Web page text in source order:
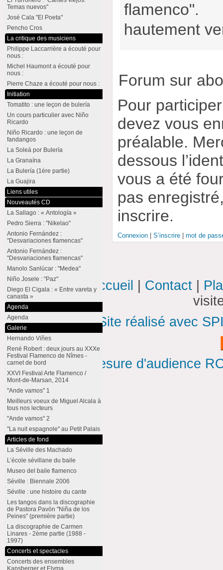
hautement
Forum sur
Pour
devez vous
préalable.
dessous
vous a été
pas
inscrire.
Connexion |S’inscrire |mot de
Temas nuevos"
José Cala "El Poeta"
Pencho Cros
La critique des musiciens
Philippe Laccarrière a écouté pour
nous :
Michel Haumont a écouté pour
nous :
Pierre Chaze a écouté pour nous :
Initiation
Tomatito : une leçon de bulería
Un cours particulier avec Niño
Ricardo
Niño Ricardo : une leçon de
fandangos
La Soleá por Bulería
La Granaína
La Bulería (1ère partie)
La Guajira
Liens utiles
Nouveautés CD
La Sallago : « Antología »
Pedro Sierra : "Nikelao"
Antonio Fernández :
"Desvariaciones flamencas"
Antonio Fernández :
"Desvariaciones flamencas"
Manolo Sanlúcar : "Medea"
Niño Josele : "Paz"
Diego El Cigala : « Entre vareta y
canasta »
Agenda
Agenda
Galerie
Hernando Viñes
René Robert : deux jours au XXXe
Festival Flamenco de Nîmes -
carnet de bord
XXVI Festival Arte Flamenco /
Mont-de-Marsan, 2014
"Ande vamos" 1
Meilleurs voeux de Miguel Alcala à
tous nos lecteurs
"Ande vamos" 2
"La nuit espagnole" au Petit Palais
Articles de fond
La Séville des Machado
L’école sévillane du baile
Museo del baile flamenco
Séville : Biennale 2006
Séville : une histoire du cante
Les tangos dans la discographie
de Pastora Pavón "Niña de los
Peines" (première partie)
La discographie de Carmen
Linares - 2ème partie (1988 -
1997)
Concerts et spectacles
Concerts des ensembles
Kapsberger et Elyma
Accueil Contact
Site réalisé avec
Mesure d'audience